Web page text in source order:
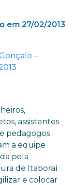
em 27/02/2013
–
assistentes
e pedagogos
a equipe
pela
de Itaboraí
e colocar